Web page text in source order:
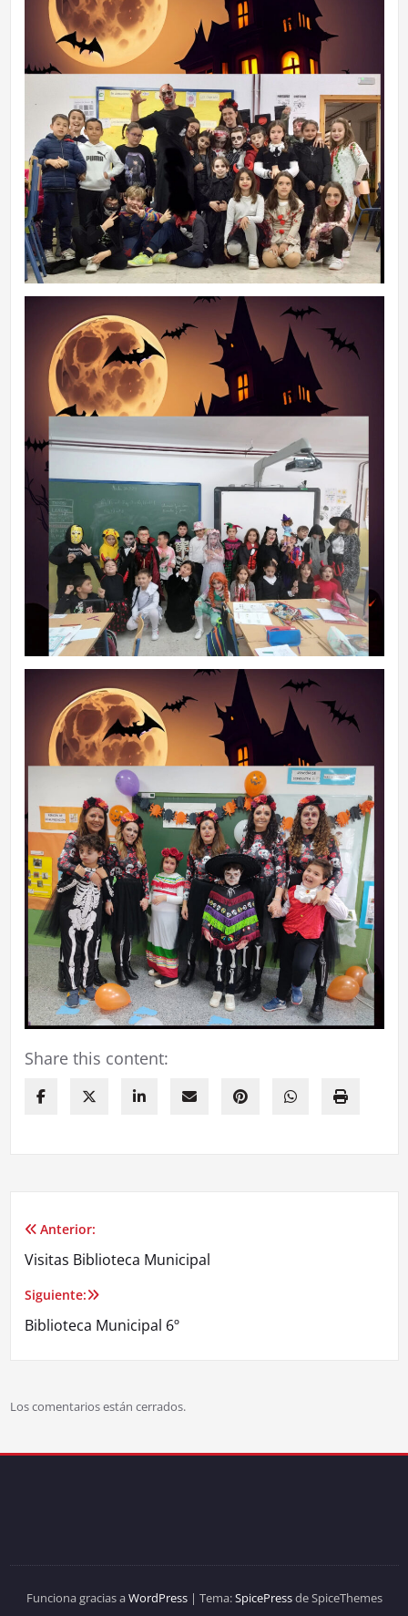
Share this content:
Anterior:
Visitas Biblioteca Municipal
Siguiente:
Biblioteca Municipal 6º
Los comentarios están cerrados.
Funciona gracias aWordPress| Tema:SpicePressde SpiceThemes